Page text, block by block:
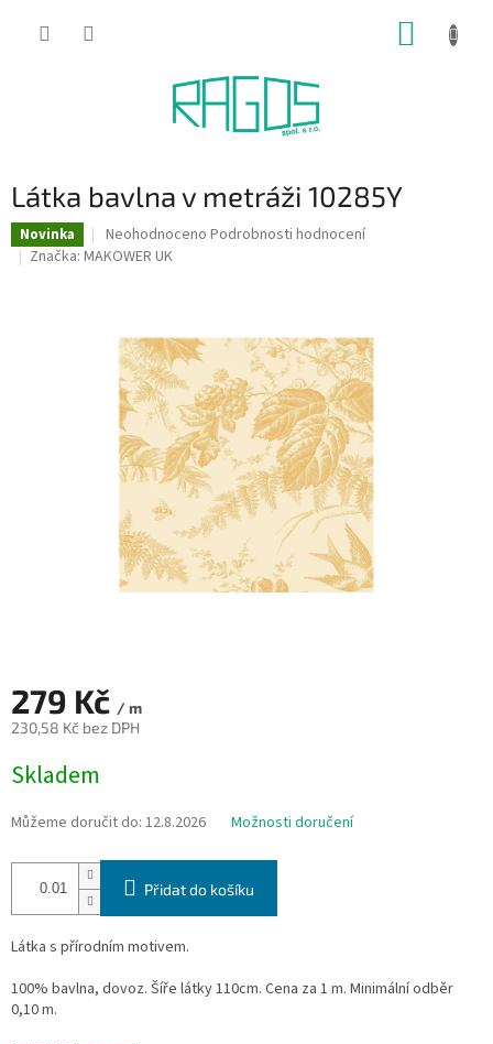
Látka bavlna v metráži 10285Y
Novinka
Průměrné
hodnocení
hvězdiček.
Neohodnoceno Podrobnosti hodnocení
Značka: MAKOWER UK
279 Kč / m
230,58 Kč bez DPH
cena:
Skladem
Můžeme doručit do: 12.8.2026 Možnosti doručení
Přidat do košíku
Látka s přírodním motivem.
100% bavlna, dovoz. Šíře látky 110cm. Cena za 1 m. Minimální odběr
0,10 m.